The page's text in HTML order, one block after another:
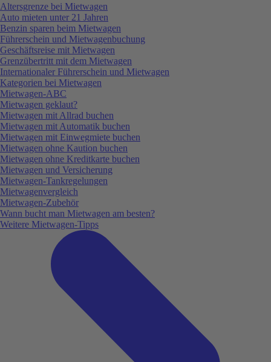
Altersgrenze bei Mietwagen
Auto mieten unter 21 Jahren
Benzin sparen beim Mietwagen
Führerschein und Mietwagenbuchung
Geschäftsreise mit Mietwagen
Grenzübertritt mit dem Mietwagen
Internationaler Führerschein und Mietwagen
Kategorien bei Mietwagen
Mietwagen-ABC
Mietwagen geklaut?
Mietwagen mit Allrad buchen
Mietwagen mit Automatik buchen
Mietwagen mit Einwegmiete buchen
Mietwagen ohne Kaution buchen
Mietwagen ohne Kreditkarte buchen
Mietwagen und Versicherung
Mietwagen-Tankregelungen
Mietwagenvergleich
Mietwagen-Zubehör
Wann bucht man Mietwagen am besten?
Weitere Mietwagen-Tipps